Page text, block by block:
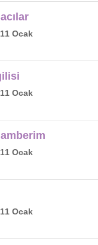
11 Ocak
11 Ocak
11 Ocak
11 Ocak